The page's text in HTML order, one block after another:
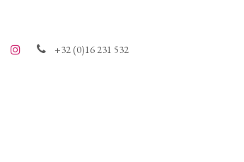
+32 (0)16 231 532